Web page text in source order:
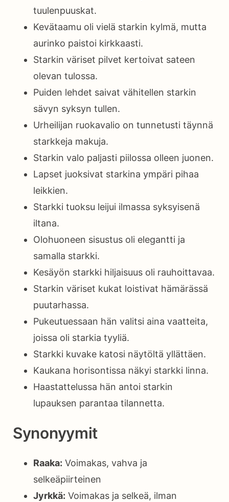
tuulenpuuskat.
Kevätaamu oli vielä starkin kylmä, mutta
aurinko paistoi kirkkaasti.
Starkin väriset pilvet kertoivat sateen
olevan tulossa.
Puiden lehdet saivat vähitellen starkin
sävyn syksyn tullen.
Urheilijan ruokavalio on tunnetusti täynnä
starkkeja makuja.
Starkin valo paljasti piilossa olleen juonen.
Lapset juoksivat starkina ympäri pihaa
leikkien.
Starkki tuoksu leijui ilmassa syksyisenä
iltana.
Olohuoneen sisustus oli elegantti ja
samalla starkki.
Kesäyön starkki hiljaisuus oli rauhoittavaa.
Starkin väriset kukat loistivat hämärässä
puutarhassa.
Pukeutuessaan hän valitsi aina vaatteita,
joissa oli starkia tyyliä.
Starkki kuvake katosi näytöltä yllättäen.
Kaukana horisontissa näkyi starkki linna.
Haastattelussa hän antoi starkin
lupauksen parantaa tilannetta.
Synonyymit
Raaka: Voimakas, vahva ja
selkeäpiirteinen
Jyrkkä: Voimakas ja selkeä, ilman